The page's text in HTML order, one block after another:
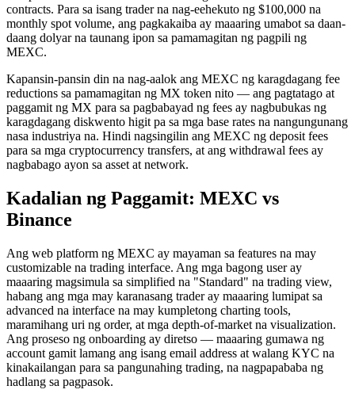
contracts. Para sa isang trader na nag-eehekuto ng $100,000 na
monthly spot volume, ang pagkakaiba ay maaaring umabot sa daan-
daang dolyar na taunang ipon sa pamamagitan ng pagpili ng
MEXC.
Kapansin-pansin din na nag-aalok ang MEXC ng karagdagang fee
reductions sa pamamagitan ng MX token nito — ang pagtatago at
paggamit ng MX para sa pagbabayad ng fees ay nagbubukas ng
karagdagang diskwento higit pa sa mga base rates na nangungunang
nasa industriya na. Hindi nagsingilin ang MEXC ng deposit fees
para sa mga cryptocurrency transfers, at ang withdrawal fees ay
nagbabago ayon sa asset at network.
Kadalian ng Paggamit: MEXC vs
Binance
Ang web platform ng MEXC ay mayaman sa features na may
customizable na trading interface. Ang mga bagong user ay
maaaring magsimula sa simplified na "Standard" na trading view,
habang ang mga may karanasang trader ay maaaring lumipat sa
advanced na interface na may kumpletong charting tools,
maramihang uri ng order, at mga depth-of-market na visualization.
Ang proseso ng onboarding ay diretso — maaaring gumawa ng
account gamit lamang ang isang email address at walang KYC na
kinakailangan para sa pangunahing trading, na nagpapababa ng
hadlang sa pagpasok.